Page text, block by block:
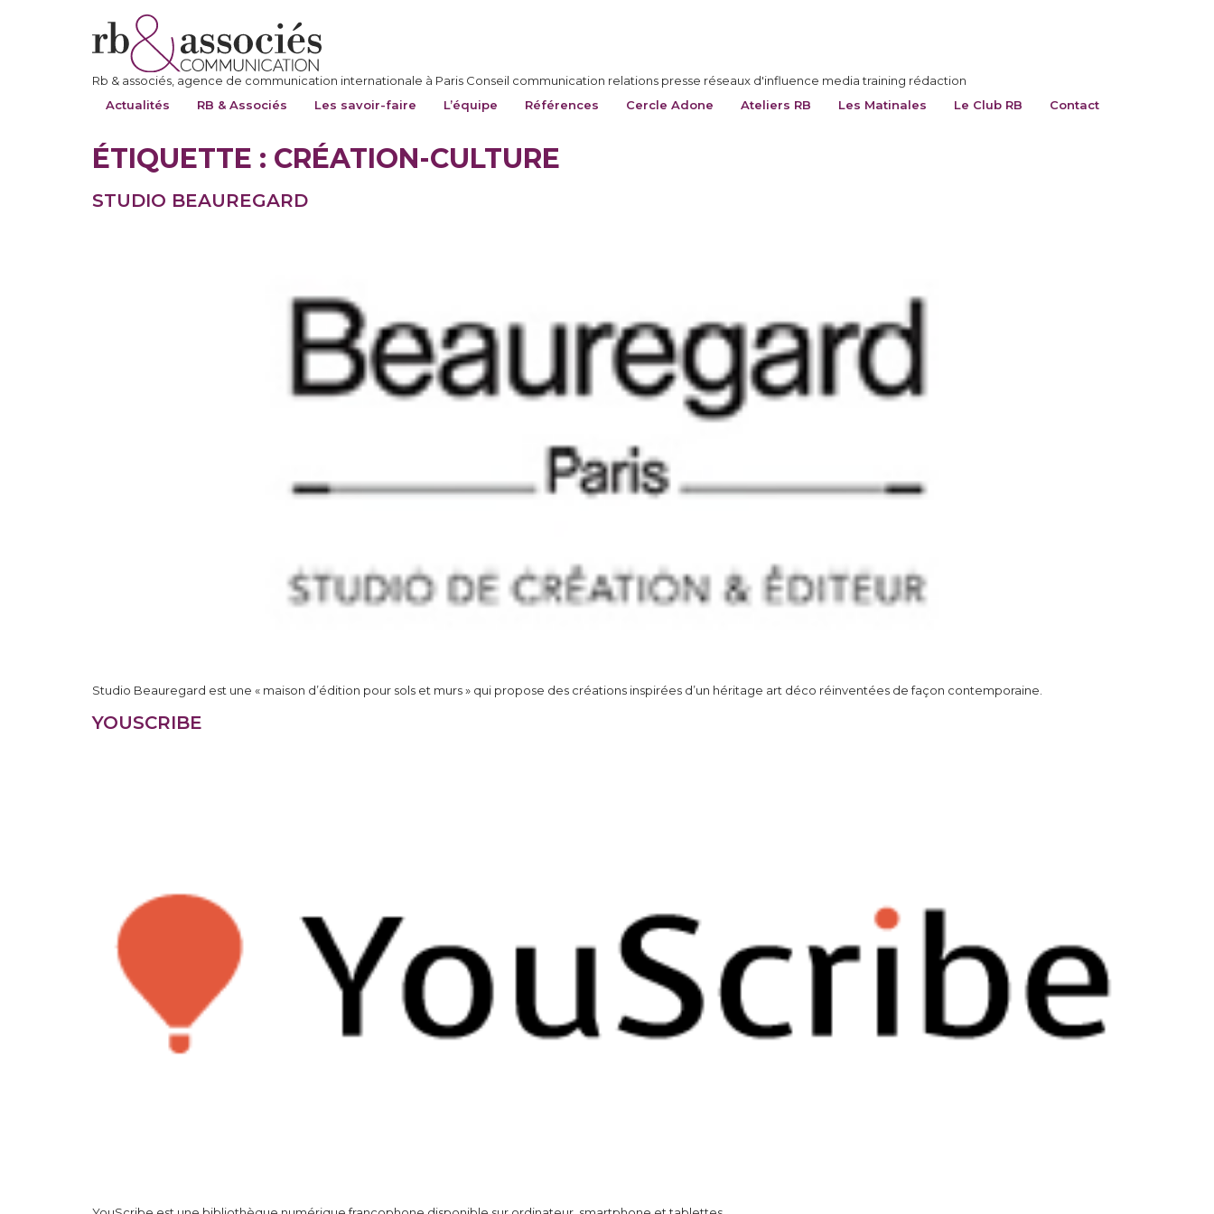
Rb & associés, agence de communication internationale à Paris Conseil communication relations presse réseaux d'influence media training rédaction
Actualités
RB & Associés Les savoir-faire L’équipe Références Cercle Adone Ateliers RB Les Matinales Le Club RB Contact
ÉTIQUETTE : CRÉATION-CULTURE
STUDIO BEAUREGARD
Studio Beauregard est une « maison d’édition pour sols et murs » qui propose des créations inspirées d’un héritage art déco réinventées de façon contemporaine.
YOUSCRIBE